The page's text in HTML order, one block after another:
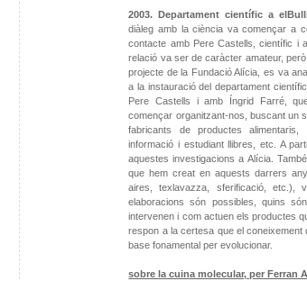
2003. Departament científic a
diàleg amb la ciència va començar a
contacte amb Pere Castells, científic i
relació va ser de caràcter amateur, però
projecte de la Fundació Alícia, es va
a la instauració del departament
Pere Castells i amb Íngrid Farré,
començar organitzant-nos, buscant un
fabricants de productes
informació i estudiant llibres, etc. A
aquestes investigacions a Alícia.
que hem creat en aquests darrers
aires, texlavazza, sferificació, etc.),
elaboracions són possibles, quins
intervenen i com actuen els productes
respon a la certesa que el
base fonamental per evolucionar.
sobre la cuina molecular, per Ferran